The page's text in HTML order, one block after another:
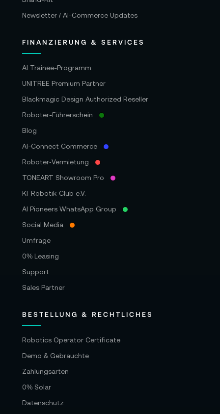
Newsletter / AI-Commerce Updates
FINANZIERUNG & SERVICES
AI Trainee-Programm
UNITREE Premium Partner
Blackmagic Design Authorized Reseller
Roboter-Führerschein
Blog
AI-Connect Commerce
Roboter‑Vermietung
TONEART Showroom Pro
KI-Robotik-Club e.V.
AI Pioneers WhatsApp Group
Social Media
Umfrage
0% Leasing
Support
Sales Partner
BESTELLUNG & RECHTLICHES
Robotics Operator Certificate
Demo & Gebrauchte
Zahlungsarten
0% Solar
Datenschutz